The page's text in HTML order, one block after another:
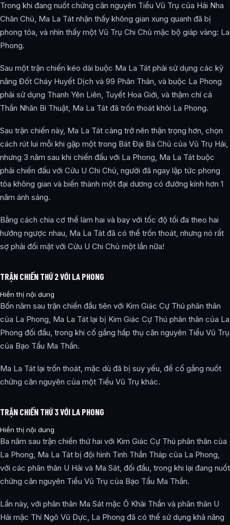
Trong khi đang nuốt chửng căn nguyên Tiểu Vũ Trụ của Hải Nha
Chân Chủ, Ma La Tát nhận thấy không gian xung quanh đã bị
phong tỏa, và nhìn thấy một Vũ Trụ Chi Chủ mặc bộ giáp vàng: La
Phong.
Sau một trận chiến kéo dài buộc Ma La Tát phải sử dụng các kỹ
năng Đốt Cháy Huyết Dịch và 99 Phân Thân, và buộc La Phong
phải sử dụng Thanh Yên Liên, Tuyết Hoa Giới, và thậm chí cả
Thần Nhãn Bí Thuật, Ma La Tát đã trốn thoát khỏi La Phong.
Sau trận chiến này, Ma La Tát càng trở nên thận trọng hơn, chọn
cách rút lui mỗi khi gặp một trong Bát Đại Bá Chủ của Vũ Trụ Hải,
nhưng 3 năm sau khi chiến đấu với La Phong, Ma La Tát buộc
phải chiến đấu với Cửu U Chi Chủ, người đã ngay lập tức phong
tỏa không gian và biến thành một đại dương có đường kính hơn 1
năm ánh sáng.
Bằng cách chia cơ thể làm hai và bay với tốc độ tối đa theo hai
hướng ngược nhau, Ma La Tát đã có thể trốn thoát, nhưng nó rất
sợ phải đối mặt với Cửu U Chi Chủ một lần nữa!
TRẬN CHIẾN THỨ 2 VỚI LA PHONG
Hiển thị nội dung
Bốn năm sau trận chiến đầu tiên với Kim Giác Cự Thú phân thân
của La Phong, Ma La Tát lại bị Kim Giác Cự Thú phân thân của La
Phong đối đầu, trong khi cố gắng hấp thụ căn nguyên Tiểu Vũ Trụ
của Bạo Tẩu Ma Thần.
Ma La Tát lại trốn thoát, mặc dù đã bị suy yếu, để cố gắng nuốt
chửng căn nguyên của một Tiểu Vũ Trụ khác.
TRẬN CHIẾN THỨ 3 VỚI LA PHONG
Hiển thị nội dung
Ba năm sau trận chiến thứ hai với Kim Giác Cự Thú phân thân của
La Phong, Ma La Tát bị đội hình Tinh Thần Tháp của La Phong,
với các phân thân U Hải và Ma Sát, đối đầu, trong khi lại đang nuốt
chửng căn nguyên Tiểu Vũ Trụ của Bạo Tẩu Ma Thần.
Lần này, với phân thân Ma Sát mặc Ô Khải Thần và phân thân U
Hải mặc Thí Ngô Vũ Dực, La Phong đã có thể sử dụng khả năng